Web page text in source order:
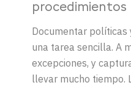
procedimientos
Documentar políticas
una tarea sencilla. A
excepciones, y
llevar mucho tiempo.